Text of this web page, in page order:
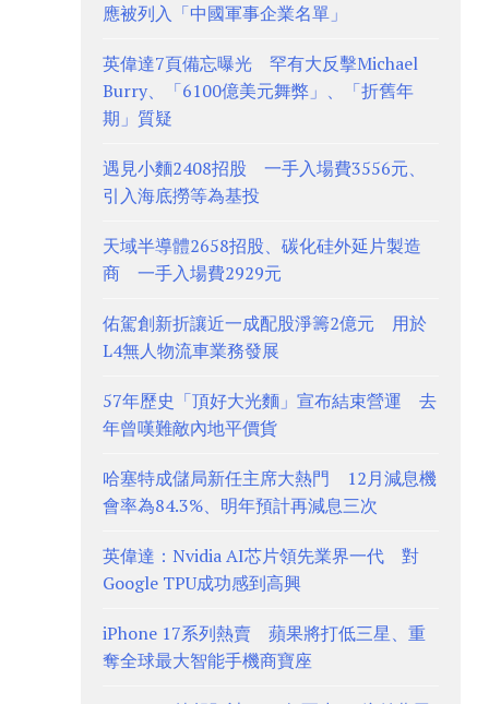
應被列入「中國軍事企業名單」
英偉達7頁備忘曝光 罕有大反擊Michael
Burry、「6100億美元舞弊」、「折舊年
期」質疑
遇見小麵2408招股 一手入場費3556元、
引入海底撈等為基投
天域半導體2658招股、碳化硅外延片製造
商 一手入場費2929元
佑駕創新折讓近一成配股淨籌2億元 用於
L4無人物流車業務發展
57年歷史「頂好大光麵」宣布結束營運 去
年曾嘆難敵內地平價貨
哈塞特成儲局新任主席大熱門 12月減息機
會率為84.3%、明年預計再減息三次
英偉達：Nvidia AI芯片領先業界一代 對
Google TPU成功感到高興
iPhone 17系列熱賣 蘋果將打低三星、重
奪全球最大智能手機商寶座